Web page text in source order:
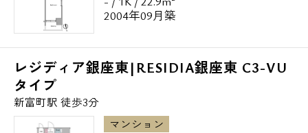
2004年09月築
レジディア銀座東|RESIDIA銀座東 C3-VU
タイプ
新富町駅 徒歩3分
マンション